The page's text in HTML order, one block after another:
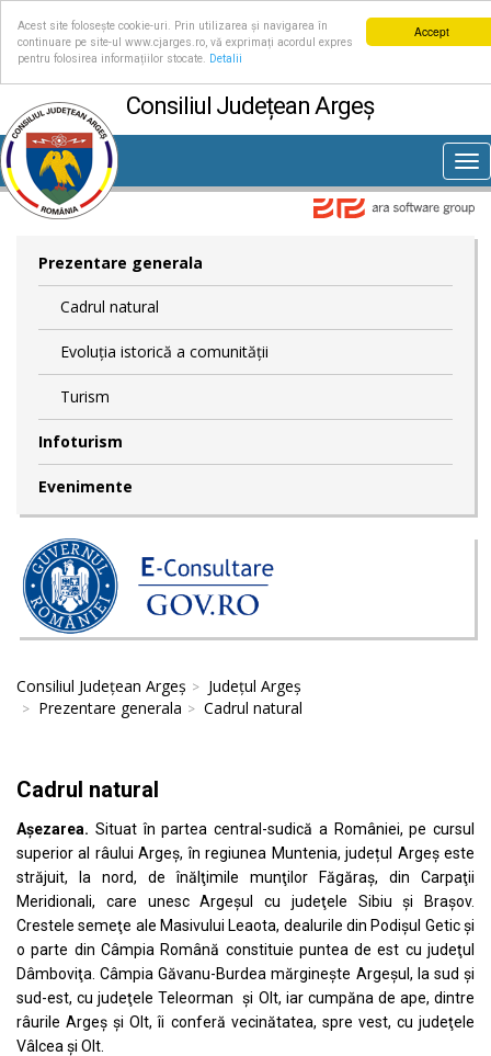
Accept
Acest site folosește cookie-uri. Prin utilizarea și navigarea în
continuare pe site-ul www.cjarges.ro, vă exprimați acordul expres
pentru folosirea informațiilor stocate.
Detalii
Consiliul Județean Argeș
Prezentare generala
Cadrul natural
Evoluția istorică a comunității
Turism
Infoturism
Evenimente
Consiliul Județean Argeș
Județul Argeș
Prezentare generala
Cadrul natural
Cadrul natural
Așezarea. Situat în partea central-sudică a României, pe cursul
superior al râului Argeș, în regiunea Muntenia, județul Argeș este
străjuit, la nord, de înălţimile munţilor Făgăraş, din Carpaţii
Meridionali, care unesc Argeşul cu judeţele Sibiu şi Braşov.
Crestele semeţe ale Masivului Leaota, dealurile din Podişul Getic şi
o parte din Câmpia Română constituie puntea de est cu judeţul
Dâmboviţa. Câmpia Găvanu-Burdea mărgineşte Argeșul, la sud şi
sud-est, cu judeţele Teleorman şi Olt, iar cumpăna de ape, dintre
râurile Argeş şi Olt, îi conferă vecinătatea, spre vest, cu judeţele
Vâlcea şi Olt.